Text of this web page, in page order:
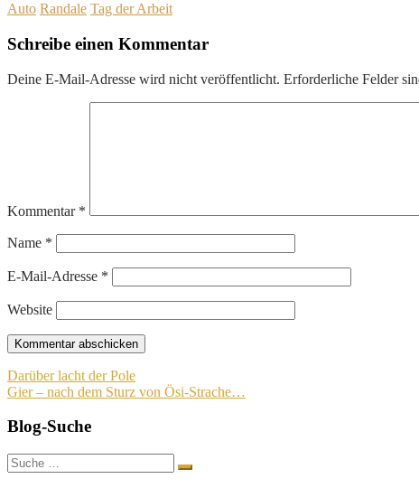
Auto Randale Tag der Arbeit
Schreibe einen Kommentar
Deine E-Mail-Adresse wird nicht veröffentlicht. Erforderliche Felder
Kommentar *
Name *
E-Mail-Adresse *
Website
Beitragsnavigation
Darüber lacht der Pole
Gier – nach dem Sturz von Ösi-Strache…
Blog-Suche
Suche
nach: